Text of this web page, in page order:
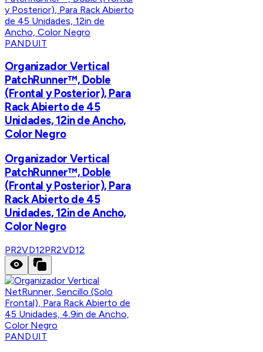
PANDUIT
Organizador Vertical
PatchRunner™, Doble
(Frontal y Posterior), Para
Rack Abierto de 45
Unidades, 12in de Ancho,
Color Negro
Organizador Vertical
PatchRunner™, Doble
(Frontal y Posterior), Para
Rack Abierto de 45
Unidades, 12in de Ancho,
Color Negro
PR2VD12PR2VD12
PANDUIT